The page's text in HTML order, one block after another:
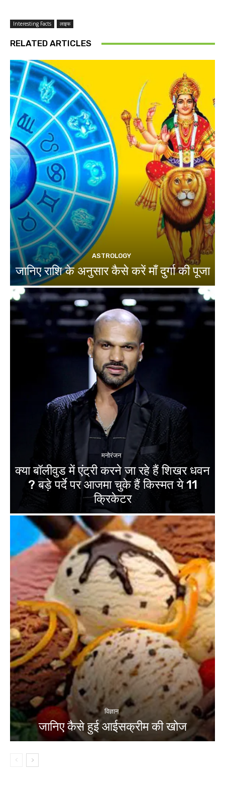
Interesting Facts लाइफ
RELATED ARTICLES
ASTROLOGY
जानिए राशि के अनुसार कैसे करें माँ दुर्गा की पूजा
मनोरंजन
क्या बॉलीवुड में एंट्री करने जा रहे हैं शिखर धवन
? बड़े पर्दे पर आजमा चुके हैं किस्मत ये 11
क्रिकेटर
विज्ञान
जानिए कैसे हुई आईसक्रीम की खोज